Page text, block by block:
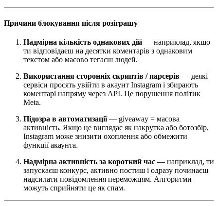
Причини блокування після розіграшу
Надмірна кількість однакових дій — наприклад, якщо
ти відповідаєш на десятки коментарів з однаковим
текстом або масово тегаєш людей.
Використання сторонніх скриптів / парсерів — деякі
сервіси просять увійти в акаунт Instagram і збирають
коментарі напряму через API. Це порушення політик
Meta.
Підозра в автоматизації— giveaway = масова
активність. Якщо це виглядає як накрутка або ботозбір,
Instagram може знизити охоплення або обмежити
функції акаунта.
Надмірна активність за короткий час — наприклад, ти
запускаєш конкурс, активно постиш і одразу починаєш
надсилати повідомлення переможцям. Алгоритми
можуть сприйняти це як спам.